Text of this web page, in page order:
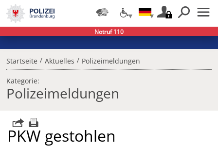
Startseite / Aktuelles / Polizeimeldungen
Kategorie:
Polizeimeldungen
PKW gestohlen
Notruf 110